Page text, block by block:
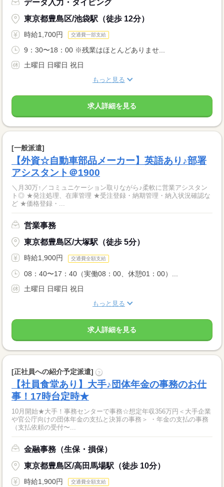
データ入力・タイピング
東京都豊島区/池袋駅（徒歩 12分）
時給1,700円 交通費一部支給
9：30〜18：00 ※残業はほとんどありませ...
土曜日 日曜日 祝日
もっと見る
求人詳細を見る
[一般派遣]
【外資☆自動車部品メーカー】英語あり♪部署
アシスタント＠1900
＼月30万↑／コミュニケーション取りながら♪柔軟に営業アシスタン
ト◎ ★発注処理、在庫管理 ★受注登録・納期管理・納入状況確認な
ど ★価格登録・...
営業事務
東京都豊島区/大塚駅（徒歩 5分）
時給1,900円 交通費全額支給
08：40〜17：40（実働08：00、休憩01：00）...
土曜日 日曜日 祝日
もっと見る
求人詳細を見る
[正社員への紹介予定派遣] ?
【社員食堂あり】大手♪団体年金の事務のお仕
事！17時台定時★
10月開始★大手！事務センターで事務☆想定年収356万円＜大手企業
や官公庁向けの団体年金の支払と決算の事務＞ ・年金の支払の事務
（支払依頼の受付〜...
金融事務（生保・損保）
東京都豊島区/高田馬場駅（徒歩 10分）
時給1,900円 交通費全額支給